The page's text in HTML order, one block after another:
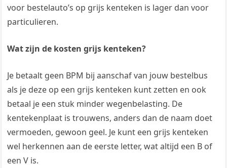
voor bestelauto’s op grijs kenteken is lager dan voor
particulieren.
Wat zijn de kosten grijs kenteken?
Je betaalt geen BPM bij aanschaf van jouw bestelbus
als je deze op een grijs kenteken kunt zetten en ook
betaal je een stuk minder wegenbelasting. De
kentekenplaat is trouwens, anders dan de naam doet
vermoeden, gewoon geel. Je kunt een grijs kenteken
wel herkennen aan de eerste letter, wat altijd een B of
een V is.